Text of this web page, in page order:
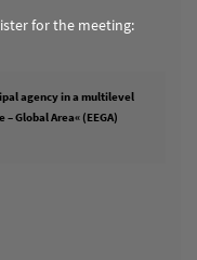
for the meeting:
agency in a multilevel
Global Area« (EEGA)